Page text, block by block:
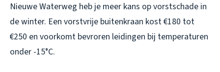
Nieuwe Waterweg heb je meer kans op vorstschade in
de winter. Een vorstvrije buitenkraan kost €180 tot
€250 en voorkomt bevroren leidingen bij temperaturen
onder -15°C.